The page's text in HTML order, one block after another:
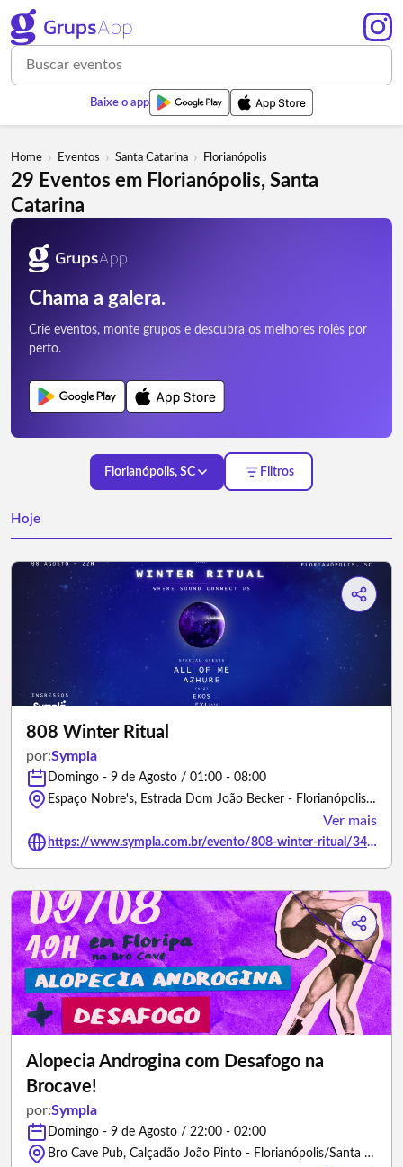
Baixe o app
Home › Eventos › Santa Catarina › Florianópolis
29 Eventos em Florianópolis, Santa
Catarina
Chama a galera.
Crie eventos, monte grupos e descubra os melhores rolês por
perto.
Florianópolis, SC Filtros
Hoje
808 Winter Ritual
por:Sympla
Domingo - 9 de Agosto / 01:00 - 08:00
Espaço Nobre's, Estrada Dom João Becker - Florianópolis/Santa Catarina
Ver mais
https://www.sympla.com.br/evento/808-winter-ritual/3491034
Alopecia Androgina com Desafogo na
Brocave!
por:Sympla
Domingo - 9 de Agosto / 22:00 - 02:00
Bro Cave Pub, Calçadão João Pinto - Florianópolis/Santa Catarina